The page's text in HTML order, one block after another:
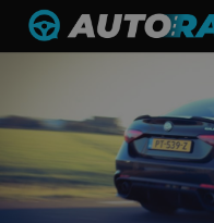
Podcast
Automerken